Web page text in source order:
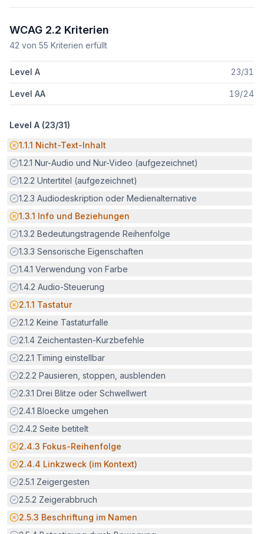
WCAG 2.2 Kriterien
42 von 55 Kriterien erfüllt
Level A 23/31
Level AA 19/24
Level A (23/31)
Potenzielle Barriere:
1.1.1 Nicht-Text-Inhalt
Erfüllt:
1.2.1 Nur-Audio und Nur-Video (aufgezeichnet)
Erfüllt:
1.2.2 Untertitel (aufgezeichnet)
Erfüllt:
1.2.3 Audiodeskription oder Medienalternative
Potenzielle Barriere:
1.3.1 Info und Beziehungen
Erfüllt:
1.3.2 Bedeutungstragende Reihenfolge
Erfüllt:
1.3.3 Sensorische Eigenschaften
Erfüllt:
1.4.1 Verwendung von Farbe
Erfüllt:
1.4.2 Audio-Steuerung
Potenzielle Barriere:
2.1.1 Tastatur
Erfüllt:
2.1.2 Keine Tastaturfalle
Erfüllt:
2.1.4 Zeichentasten-Kurzbefehle
Erfüllt:
2.2.1 Timing einstellbar
Erfüllt:
2.2.2 Pausieren, stoppen, ausblenden
Erfüllt:
2.3.1 Drei Blitze oder Schwellwert
Erfüllt:
2.4.1 Bloecke umgehen
Erfüllt:
2.4.2 Seite betitelt
Potenzielle Barriere:
2.4.3 Fokus-Reihenfolge
Potenzielle Barriere:
2.4.4 Linkzweck (im Kontext)
Erfüllt:
2.5.1 Zeigergesten
Erfüllt:
2.5.2 Zeigerabbruch
Potenzielle Barriere:
2.5.3 Beschriftung im Namen